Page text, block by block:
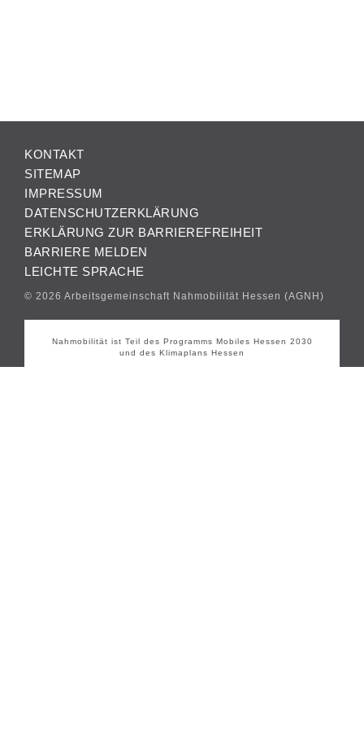
KONTAKT
SITEMAP
IMPRESSUM
DATENSCHUTZERKLÄRUNG
ERKLÄRUNG ZUR BARRIEREFREIHEIT
BARRIERE MELDEN
LEICHTE SPRACHE
© 2026 Arbeitsgemeinschaft Nahmobilität Hessen (AGNH)
Nahmobilität ist Teil des Programms Mobiles Hessen 2030
und des Klimaplans Hessen